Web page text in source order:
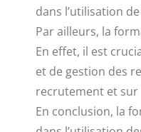
dans l’utilisation
Par ailleurs, la
En effet, il est
et de gestion des
recrutement et sur
En conclusion, la